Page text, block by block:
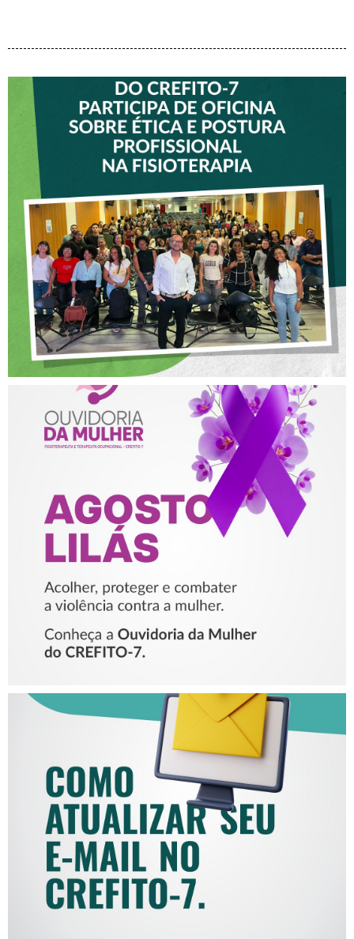
VICE-PRESIDENTE DO
CREFITO-7 PARTICIPA DE
OFICINA SOBRE ÉTICA E
POSTURA PROFISSIONAL
NA FISIOTERAPIA
AGOSTO LILÁS – ACOLHER,
PROTEGER E COMBATER A
VIOLÊNCIA CONTRA A
MULHER
COMO ATUALIZAR SEU E-
MAIL NO CREFITO-7